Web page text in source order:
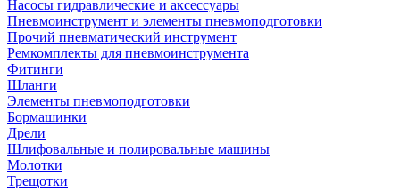
Насосы гидравлические и аксессуары
Пневмоинструмент и элементы пневмоподготовки
Прочий пневматический инструмент
Ремкомплекты для пневмоинструмента
Фитинги
Шланги
Элементы пневмоподготовки
Бормашинки
Дрели
Шлифовальные и полировальные машины
Молотки
Трещотки